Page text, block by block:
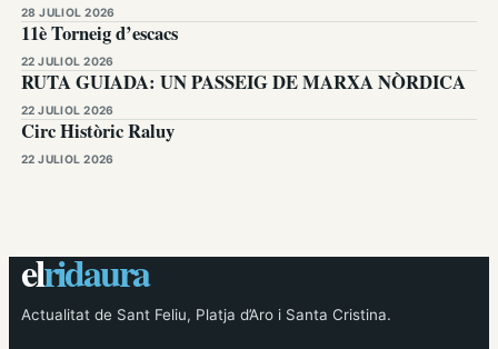
28 JULIOL 2026
11è Torneig d’escacs
22 JULIOL 2026
RUTA GUIADA: UN PASSEIG DE MARXA NÒRDICA
22 JULIOL 2026
Circ Històric Raluy
22 JULIOL 2026
elridaura
Actualitat de Sant Feliu, Platja d’Aro i Santa Cristina.